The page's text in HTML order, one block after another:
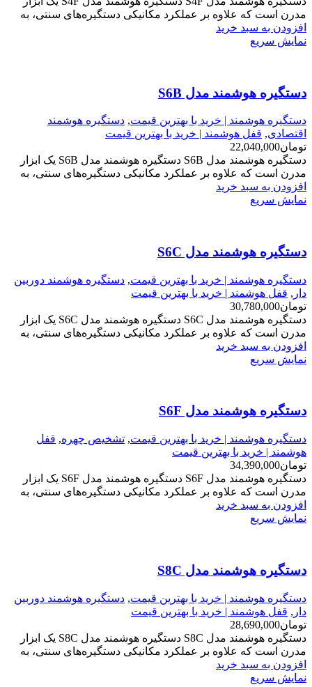
مدرن است که علاوه بر عملکرد مکانیکی دستگیره‌های سنتی، به
افزودن به سبد خرید
نمایش سریع
دستگیره هوشمند مدل S6B
دستگیره هوشمند | خرید با بهترین قیمت, دستگیره هوشمند
اقتصادی, قفل هوشمند | خرید با بهترین قیمت
تومان22,040,000
دستگیره هوشمند مدل S6B دستگیره هوشمند مدل S6B یک ابزار
مدرن است که علاوه بر عملکرد مکانیکی دستگیره‌های سنتی، به
افزودن به سبد خرید
نمایش سریع
دستگیره هوشمند مدل S6C
دستگیره هوشمند | خرید با بهترین قیمت, دستگیره هوشمند دوربین
دار , قفل هوشمند | خرید با بهترین قیمت
تومان30,780,000
دستگیره هوشمند مدل S6C دستگیره هوشمند مدل S6C یک ابزار
مدرن است که علاوه بر عملکرد مکانیکی دستگیره‌های سنتی، به
افزودن به سبد خرید
نمایش سریع
دستگیره هوشمند مدل S6F
دستگیره هوشمند | خرید با بهترین قیمت, تشخیص چهره, قفل
هوشمند | خرید با بهترین قیمت
تومان34,390,000
دستگیره هوشمند مدل S6F دستگیره هوشمند مدل S6F یک ابزار
مدرن است که علاوه بر عملکرد مکانیکی دستگیره‌های سنتی، به
افزودن به سبد خرید
نمایش سریع
دستگیره هوشمند مدل S8C
دستگیره هوشمند | خرید با بهترین قیمت, دستگیره هوشمند دوربین
دار , قفل هوشمند | خرید با بهترین قیمت
تومان28,690,000
دستگیره هوشمند مدل S8C دستگیره هوشمند مدل S8C یک ابزار
مدرن است که علاوه بر عملکرد مکانیکی دستگیره‌های سنتی، به
افزودن به سبد خرید
نمایش سریع